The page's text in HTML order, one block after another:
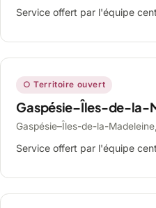
Service offert par l'équipe
○ Territoire ouvert
Gaspésie–Îles-de-la-
Gaspésie–Îles-de-la-Madeleine,
Service offert par l'équipe